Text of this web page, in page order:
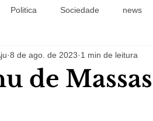
Politica Sociedade news
de
8 de ago. de 2023 1 min de leitura